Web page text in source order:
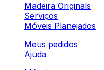
Madeira Originals
Serviços
Móveis Planejados
Meus pedidos
Ajuda